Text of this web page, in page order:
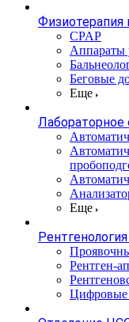
Физиотерапия
CPAP
Аппараты
Беговые
Еще
Лабораторное
Еще
Рентгенология
Рентген-
Цифровые